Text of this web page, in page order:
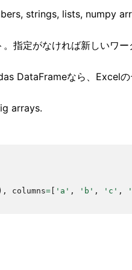
strings, lists, numpy
指定がなければ新しいワー
DataFrameなら、Excelの
arrays.
columns= [ 'a' , 'b' , 'c' ,